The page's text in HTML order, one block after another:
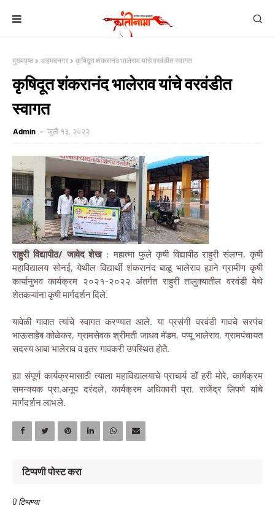
मुख्यपृष्ठ अहमदनगर कृषिदूत शंकरानंद भालेराव यांचे वरवंडीत स्वागत
कृषिदूत शंकरानंद भालेराव यांचे वरवंडीत
स्वागत
Admin जुलै १३, २०२२
राहुरी विद्यापीठ/ जावेद शेख: महात्मा फुले कृषी विद्यापीठ राहुरी संलग्न, कृषी
महाविद्यालय सोनई, येथील विद्यार्थी शंकरानंद बाळू भालेराव ह्याने ग्रामीण कृषी
कार्यानुभव कार्यक्रम २०२१-२०२२ अंतर्गत राहुरी तालुक्यातील वरवंडी येथे
शेतकऱ्यांना कृषी मार्गदर्शन दिले.
यावेळी गावात त्यांचे स्वागत करण्यात आले. या प्रसंगी वरवंडी गावचे सरपंच
भाऊसाहेब कोळेकर, ग्रामसेवक श्रीमती जाधव मॅडम, पप्पू भालेराव,ग्रामपंचायत
सदस्य आबा भालेराव व इतर गावकरी उपस्थित होते.
ह्या संपूर्ण कार्यक्रमासाठी त्याला महाविद्यालयाचे प्राचार्य डॉ हरी मोरे, कार्यक्रम
समन्वयक प्रा.अनूप दरंदले, कार्यक्रम अधिकारी प्रा. राजेंद्र लिपणे यांचे
मार्गदर्शन लाभले.
टिप्पणी पोस्ट करा
0 टिप्पण्या